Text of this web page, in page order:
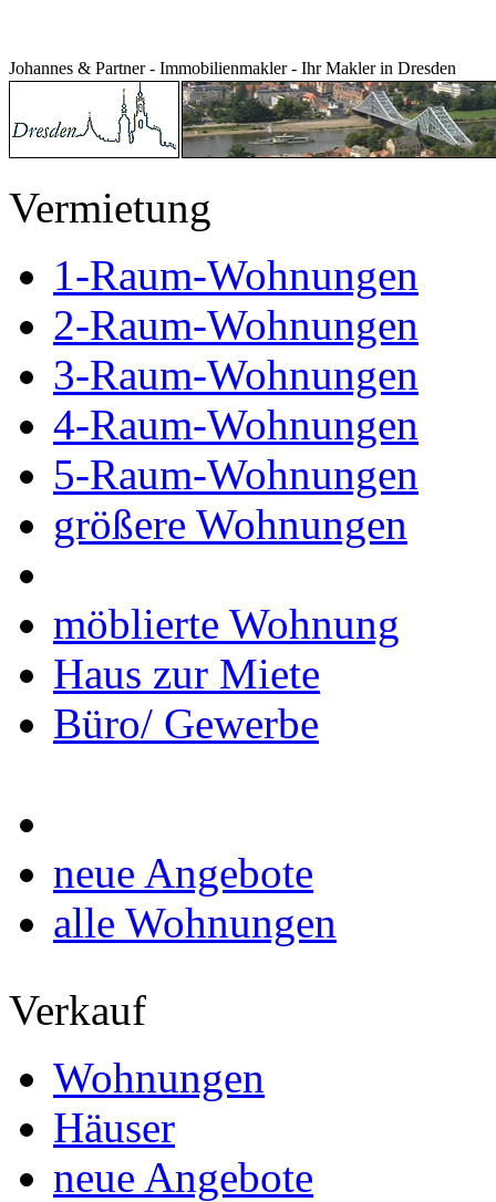
Johannes & Partner - Immobilienmakler - Ihr Makler in Dresden
Vermietung
1-Raum-Wohnungen
2-Raum-Wohnungen
3-Raum-Wohnungen
4-Raum-Wohnungen
5-Raum-Wohnungen
größere Wohnungen
möblierte Wohnung
Haus zur Miete
Büro/ Gewerbe
neue Angebote
alle Wohnungen
Verkauf
Wohnungen
Häuser
neue Angebote